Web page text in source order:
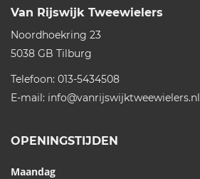
Van Rijswijk Tweewielers
Noordhoekring 23
5038 GB Tilburg
Telefoon: 013-5434508
E-mail: info@vanrijswijktweewielers.nl
OPENINGSTIJDEN
Maandag